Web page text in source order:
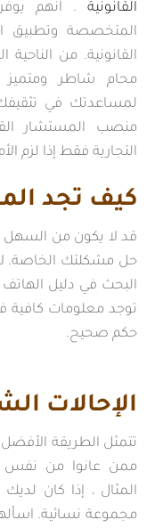
القانونية . أنهم
المتخصصة وتطبيق
القانونية. من الناحية
محام شاطر
لمساعدتك في
منصب المستشار
التجارية فقط إذا لزم
كيف تجد
قد لا يكون من السهل
حل مشكلتك الخاصة.
البحث في دليل الهاتف
توجد معلومات
حكم صحيح.
الإحالات
تتمثل الطريقة
ممن عانوا من نفس
المثال ، إذا كان
مجموعة نسائية.